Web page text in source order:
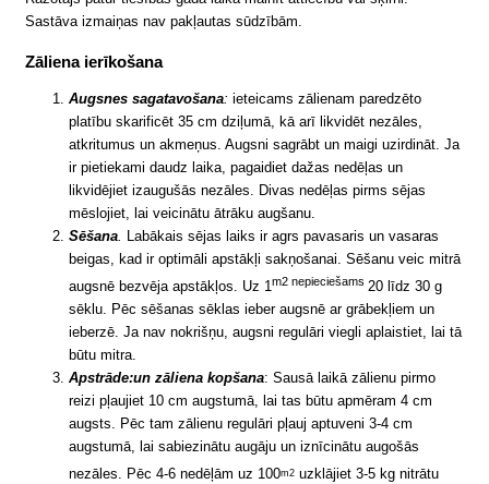
Sastāva izmaiņas nav pakļautas sūdzībām.
Zāliena ierīkošana
Augsnes sagatavošana: ieteicams zālienam paredzēto
platību skarificēt 35 cm dziļumā, kā arī likvidēt nezāles,
atkritumus un akmeņus. Augsni sagrābt un maigi uzirdināt. Ja
ir pietiekami daudz laika, pagaidiet dažas nedēļas un
likvidējiet izaugušās nezāles. Divas nedēļas pirms sējas
mēslojiet, lai veicinātu ātrāku augšanu.
Sēšana. Labākais sējas laiks ir agrs pavasaris un vasaras
beigas, kad ir optimāli apstākļi sakņošanai. Sēšanu veic mitrā
augsnē bezvēja apstākļos. Uz 1m2 nepieciešams 20 līdz 30 g
sēklu. Pēc sēšanas sēklas ieber augsnē ar grābekļiem un
ieberzē. Ja nav nokrišņu, augsni regulāri viegli aplaistiet, lai tā
būtu mitra.
Apstrāde:un zāliena kopšana: Sausā laikā zālienu pirmo
reizi pļaujiet 10 cm augstumā, lai tas būtu apmēram 4 cm
augsts. Pēc tam zālienu regulāri pļauj aptuveni 3-4 cm
augstumā, lai sabiezinātu augāju un iznīcinātu augošās
nezāles. Pēc 4-6 nedēļām uz 100m2 uzklājiet 3-5 kg nitrātu